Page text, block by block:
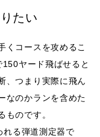
たい
くコースを攻めるこ
ヤード飛ばせると
、つまり実際に飛ん
なのかランを含めた
ものです。
れる弾道測定器で